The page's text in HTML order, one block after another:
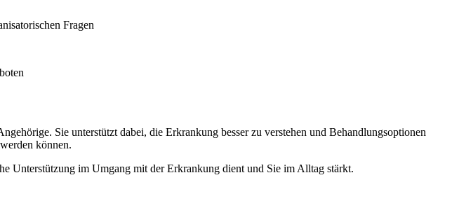
Fragen
Sie unterstützt dabei, die Erkrankung besser zu verstehen und Behandlungsoptionen
können.
Unterstützung im Umgang mit der Erkrankung dient und Sie im Alltag stärkt.